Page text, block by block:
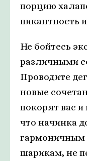
порцию
пикантность
Не бойтесь
различными
Проводите
новые
покорят вас
что начинка
гармоничным
шарикам, не